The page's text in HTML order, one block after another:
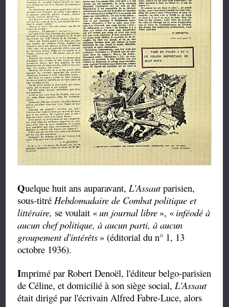
Quelque huit ans auparavant,L'Assautparisien,
sous-titréHebdomadaire de Combat politique et
littéraire, se voulait «un journal libre », « inféodé à
aucun chef politique, à aucun parti, à aucun
groupement d'intérêts » (éditorial du n° 1, 13
octobre 1936).
Imprimé par Robert Denoël, l'éditeur belgo-parisien
de Céline, et domicilié à son siège social,L'Assaut
était dirigé par l'écrivain Alfred Fabre-Luce, alors